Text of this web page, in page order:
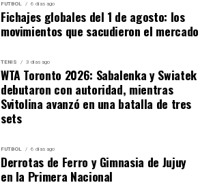
FUTBOL 6 días ago
Fichajes globales del 1 de agosto: los
movimientos que sacudieron el mercado
TENIS 3 días ago
WTA Toronto 2026: Sabalenka y Swiatek
debutaron con autoridad, mientras
Svitolina avanzó en una batalla de tres
sets
FUTBOL 6 días ago
Derrotas de Ferro y Gimnasia de Jujuy
en la Primera Nacional